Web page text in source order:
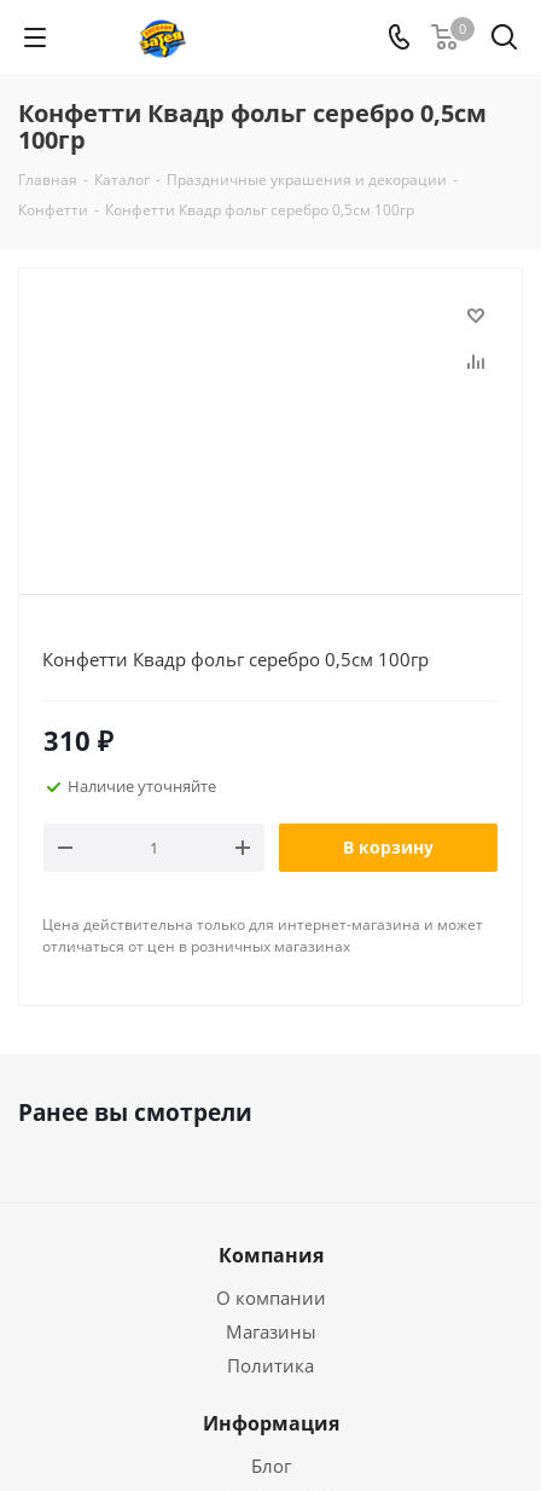
0
Конфетти Квадр фольг серебро 0,5см
100гр
Главная - Каталог - Праздничные украшения и декорации -
Конфетти - Конфетти Квадр фольг серебро 0,5см 100гр
Конфетти Квадр фольг серебро 0,5см 100гр
310 ₽
Наличие уточняйте
В корзину
Цена действительна только для интернет-магазина и может
отличаться от цен в розничных магазинах
Ранее вы смотрели
Компания
О компании
Магазины
Политика
Информация
Блог